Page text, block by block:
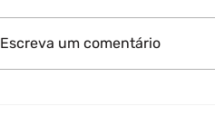
Escreva um comentário